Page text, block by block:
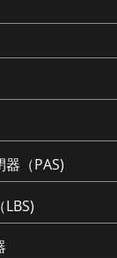
（PAS)